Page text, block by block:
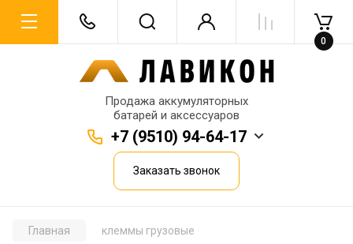
Продажа аккумуляторных
батарей и аксессуаров
+7 (9510) 94-64-17
Заказать звонок
0
Главная клеммы грузовые